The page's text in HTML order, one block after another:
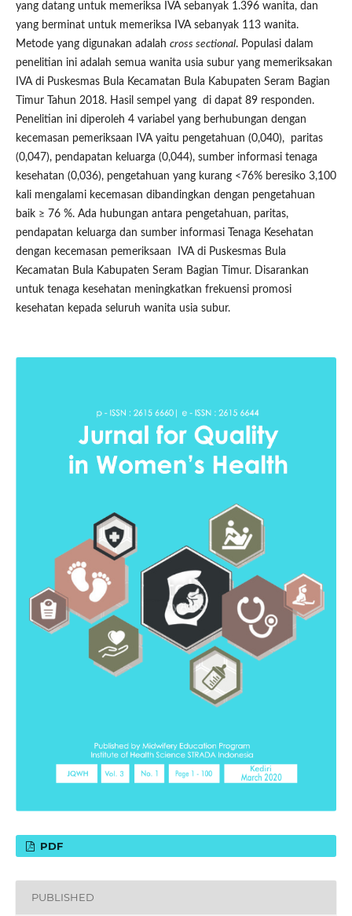
yang datang untuk memeriksa IVA sebanyak 1.396 wanita, dan
yang berminat untuk memeriksa IVA sebanyak 113 wanita.
Metode yang digunakan adalah cross sectional. Populasi dalam
penelitian ini adalah semua wanita usia subur yang memeriksakan
IVA di Puskesmas Bula Kecamatan Bula Kabupaten Seram Bagian
Timur Tahun 2018. Hasil sempel yang di dapat 89 responden.
Penelitian ini diperoleh 4 variabel yang berhubungan dengan
kecemasan pemeriksaan IVA yaitu pengetahuan (0,040), paritas
(0,047), pendapatan keluarga (0,044), sumber informasi tenaga
kesehatan (0,036), pengetahuan yang kurang <76% beresiko 3,100
kali mengalami kecemasan dibandingkan dengan pengetahuan
baik ≥ 76 %. Ada hubungan antara pengetahuan, paritas,
pendapatan keluarga dan sumber informasi Tenaga Kesehatan
dengan kecemasan pemeriksaan IVA di Puskesmas Bula
Kecamatan Bula Kabupaten Seram Bagian Timur. Disarankan
untuk tenaga kesehatan meningkatkan frekuensi promosi
kesehatan kepada seluruh wanita usia subur.
PDF
PUBLISHED